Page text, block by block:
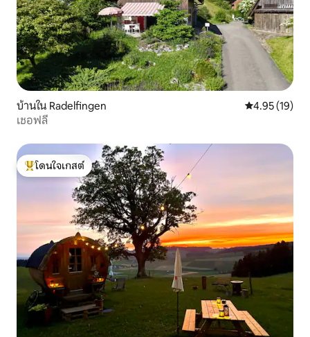
บ้านใน Radelfingen คะแนนเฉลี่ย
4.95 (19)
เชอฟลี
โดนใจเกสต์ที่สุด
โดนใจเกสต์